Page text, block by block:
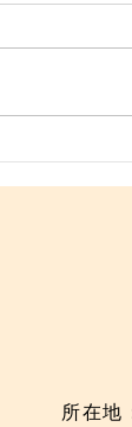
所在地